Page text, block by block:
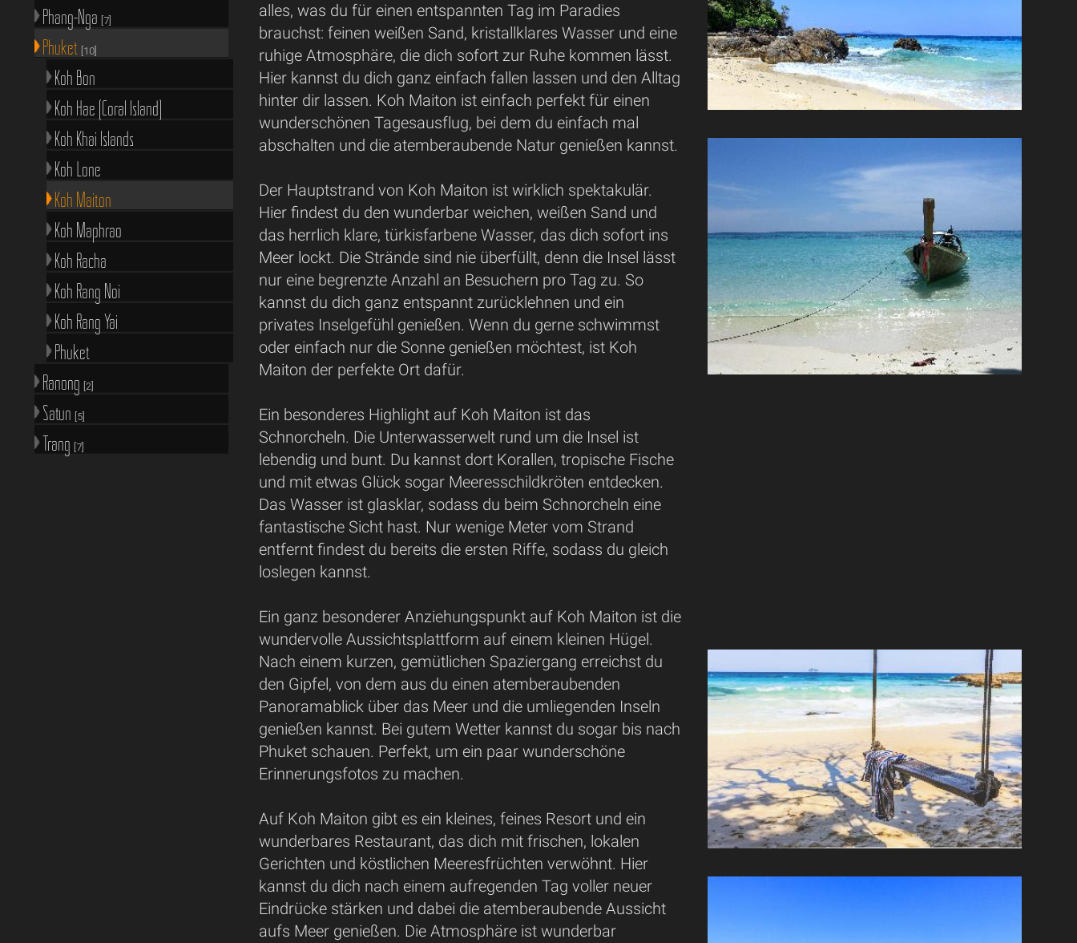
alles, was du für einen entspannten Tag im Paradies
brauchst: feinen weißen Sand, kristallklares Wasser und eine
ruhige Atmosphäre, die dich sofort zur Ruhe kommen lässt.
Hier kannst du dich ganz einfach fallen lassen und den Alltag
hinter dir lassen. Koh Maiton ist einfach perfekt für einen
wunderschönen Tagesausflug, bei dem du einfach mal
abschalten und die atemberaubende Natur genießen kannst.
Der Hauptstrand von Koh Maiton ist wirklich spektakulär.
Hier findest du den wunderbar weichen, weißen Sand und
das herrlich klare, türkisfarbene Wasser, das dich sofort ins
Meer lockt. Die Strände sind nie überfüllt, denn die Insel lässt
nur eine begrenzte Anzahl an Besuchern pro Tag zu. So
kannst du dich ganz entspannt zurücklehnen und ein
privates Inselgefühl genießen. Wenn du gerne schwimmst
oder einfach nur die Sonne genießen möchtest, ist Koh
Maiton der perfekte Ort dafür.
Ein besonderes Highlight auf Koh Maiton ist das
Schnorcheln. Die Unterwasserwelt rund um die Insel ist
lebendig und bunt. Du kannst dort Korallen, tropische Fische
und mit etwas Glück sogar Meeresschildkröten entdecken.
Das Wasser ist glasklar, sodass du beim Schnorcheln eine
fantastische Sicht hast. Nur wenige Meter vom Strand
entfernt findest du bereits die ersten Riffe, sodass du gleich
loslegen kannst.
Ein ganz besonderer Anziehungspunkt auf Koh Maiton ist die
wundervolle Aussichtsplattform auf einem kleinen Hügel.
Nach einem kurzen, gemütlichen Spaziergang erreichst du
den Gipfel, von dem aus du einen atemberaubenden
Panoramablick über das Meer und die umliegenden Inseln
genießen kannst. Bei gutem Wetter kannst du sogar bis nach
Phuket schauen. Perfekt, um ein paar wunderschöne
Erinnerungsfotos zu machen.
Auf Koh Maiton gibt es ein kleines, feines Resort und ein
wunderbares Restaurant, das dich mit frischen, lokalen
Gerichten und köstlichen Meeresfrüchten verwöhnt. Hier
kannst du dich nach einem aufregenden Tag voller neuer
Eindrücke stärken und dabei die atemberaubende Aussicht
aufs Meer genießen. Die Atmosphäre ist wunderbar
Phang-Nga [7]
Phuket [10]
Koh Bon
Koh Hae (Coral Island)
Koh Khai Islands
Koh Lone
Koh Maiton
Koh Maphrao
Koh Racha
Koh Rang Noi
Koh Rang Yai
Phuket
Ranong [2]
Satun [5]
Trang [7]